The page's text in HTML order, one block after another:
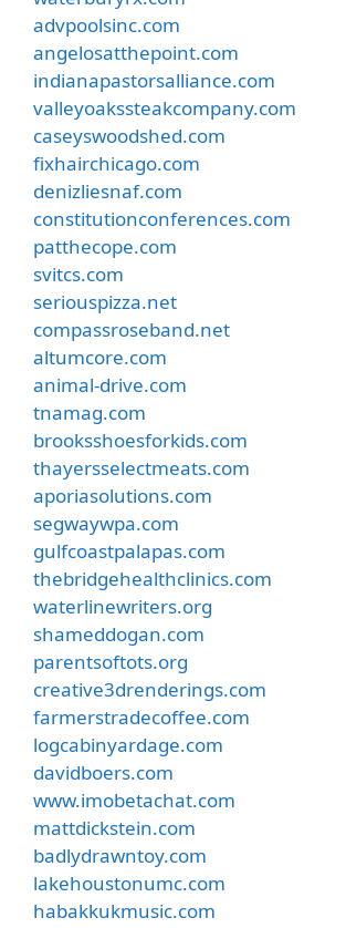
advpoolsinc.com
angelosatthepoint.com
indianapastorsalliance.com
valleyoakssteakcompany.com
caseyswoodshed.com
fixhairchicago.com
denizliesnaf.com
constitutionconferences.com
patthecope.com
svitcs.com
seriouspizza.net
compassroseband.net
altumcore.com
animal-drive.com
tnamag.com
brooksshoesforkids.com
thayersselectmeats.com
aporiasolutions.com
segwaywpa.com
gulfcoastpalapas.com
thebridgehealthclinics.com
waterlinewriters.org
shameddogan.com
parentsoftots.org
creative3drenderings.com
farmerstradecoffee.com
logcabinyardage.com
davidboers.com
www.imobetachat.com
mattdickstein.com
badlydrawntoy.com
lakehoustonumc.com
habakkukmusic.com